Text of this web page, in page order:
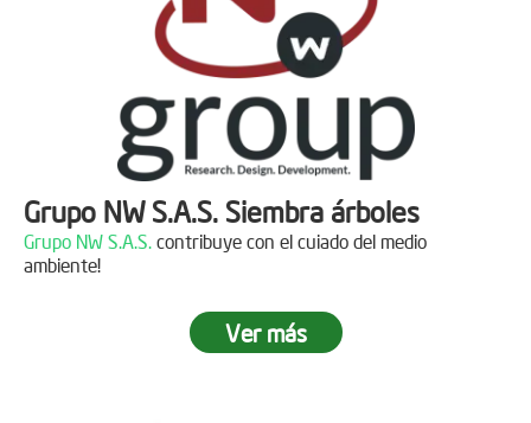
Grupo NW S.A.S. Siembra árboles
Grupo NW S.A.S. contribuye con el cuiado del medio
ambiente!
Jornada de reforestación
Ver más